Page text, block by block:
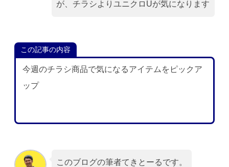
が、チラシよりユニクロUが気になります
この記事の内容
今週のチラシ商品で気になるアイテムをピックア
ップ
このブログの筆者てきとーるです。